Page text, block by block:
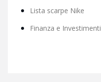
Lista scarpe Nike
Finanza e Investimenti